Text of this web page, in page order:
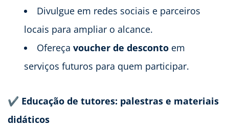
Divulgue em redes sociais e parceiros
locais para ampliar o alcance.
Ofereça voucher de desconto em
serviços futuros para quem participar.
✔ Educação de tutores: palestras e materiais
didáticos